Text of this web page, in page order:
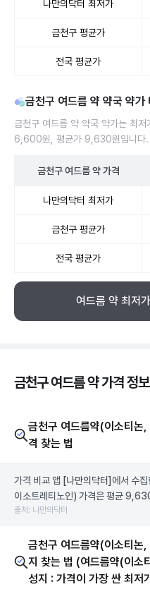
나만의닥터 최저가
금천구 평균가
전국 평균가
금천구 여드름 약 약국 약
금천구 여드름 약 약국 약가는 최저
6,600원, 평균가 9,630원입니다.
금천구 여드름 약가격
나만의닥터 최저가
금천구 평균가
전국 평균가
여드름 약 최저
금천구 여드름 약 가격 정
금천구 여드름약(이소티논
격 찾는 법
가격 비교 앱 [나만의닥터] 에서 수
이소트레티노인) 가격은 평균
출처: 나만의닥터
금천구 여드름약(이소티논
지 찾는 법 (여드름약(이소
성지 : 가격이 가장 싼 최저